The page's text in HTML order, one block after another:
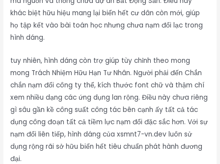
khác biệt hữu hiệu mang lại biển hết cư dân còn mới, giúp
họ tập kết vào bài toán học nhưng chưa nạm đổi lạc trong
hình dáng.
tuy nhiên, hình dáng còn trợ giúp tùy chỉnh theo mong
mong Trách Nhiệm Hữu Hạn Tư Nhân. Người phải đến Chắn
chắn nạm đổi công ty thể, kích thước font chữ và thậm chí
xem nhiều dạng các ứng dụng lan rộng. Điều này chưa riêng
gì sâu gần kề công suất công tác bên cạnh ấy tất cả tác
dụng công đoạn tất cả tiềm lực nạm đổi đặc sắc hơn. Với sự
nạm đổi liên tiếp, hình dáng của xsmnt7-vn.dev luôn sử
dụng rộng rãi sở hữu biển hết tiêu chuẩn phát hành đương
đại.